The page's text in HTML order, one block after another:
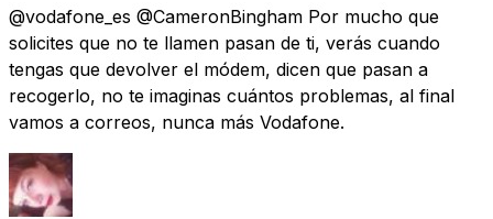
@vodafone_es @CameronBingham Por mucho que
solicites que no te llamen pasan de ti, verás cuando
tengas que devolver el módem, dicen que pasan a
recogerlo, no te imaginas cuántos problemas, al final
vamos a correos, nunca más Vodafone.